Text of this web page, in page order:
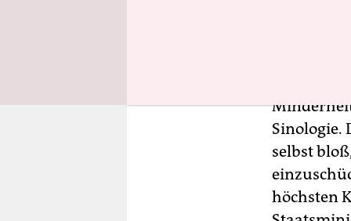
Jener ist
China-
Sinologie.
selbst
höchsten